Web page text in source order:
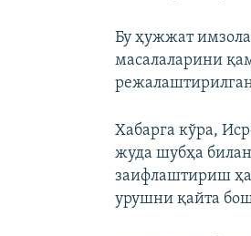
Бу ҳужжат
масалаларини
Хабарга кўра,
жуда шубҳа
заифлаштириш
урушни қайта